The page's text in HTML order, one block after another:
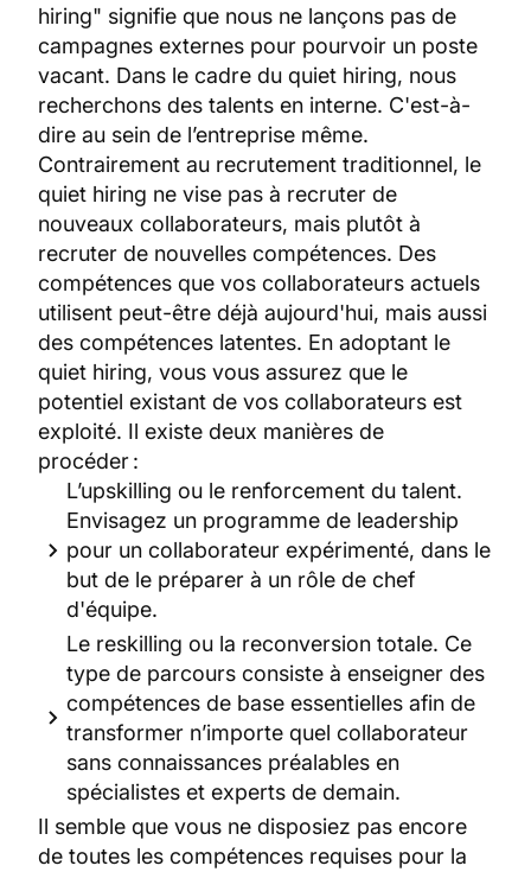
hiring" signifie que nous ne lançons pas de
campagnes externes pour pourvoir un poste
vacant. Dans le cadre du quiet hiring, nous
recherchons des talents en interne. C'est-à-
dire au sein de l’entreprise même.
Contrairement au recrutement traditionnel, le
quiet hiring ne vise pas à recruter de
nouveaux collaborateurs, mais plutôt à
recruter de nouvelles compétences. Des
compétences que vos collaborateurs actuels
utilisent peut-être déjà aujourd'hui, mais aussi
des compétences latentes. En adoptant le
quiet hiring, vous vous assurez que le
potentiel existant de vos collaborateurs est
exploité. Il existe deux manières de
procéder :
L’upskilling ou le renforcement du talent.
Envisagez un programme de leadership
pour un collaborateur expérimenté, dans le
but de le préparer à un rôle de chef
d'équipe.
Le reskilling ou la reconversion totale. Ce
type de parcours consiste à enseigner des
compétences de base essentielles afin de
transformer n’importe quel collaborateur
sans connaissances préalables en
spécialistes et experts de demain.
Il semble que vous ne disposiez pas encore
de toutes les compétences requises pour la